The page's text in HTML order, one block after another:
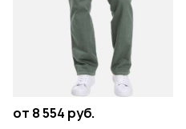
от 8 554 руб.